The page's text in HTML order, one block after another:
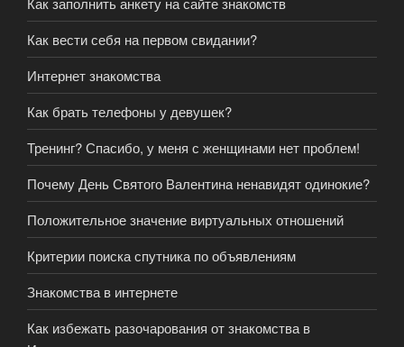
Как вести себя на первом свидании?
Интернет знакомства
Как брать телефоны у девушек?
Тренинг? Спасибо, у меня с женщинами нет проблем!
Почему День Святого Валентина ненавидят одинокие?
Положительное значение виртуальных отношений
Критерии поиска спутника по объявлениям
Знакомства в интернете
Как избежать разочарования от знакомства в